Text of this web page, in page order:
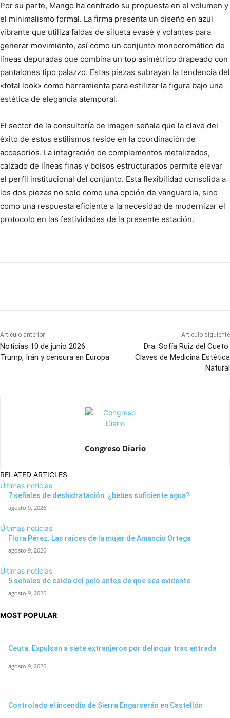
Por su parte, Mango ha centrado su propuesta en el volumen y
el minimalismo formal. La firma presenta un diseño en azul
vibrante que utiliza faldas de silueta evasé y volantes para
generar movimiento, así como un conjunto monocromático de
líneas depuradas que combina un top asimétrico drapeado con
pantalones tipo palazzo. Estas piezas subrayan la tendencia del
«total look» como herramienta para estilizar la figura bajo una
estética de elegancia atemporal.
El sector de la consultoría de imagen señala que la clave del
éxito de estos estilismos reside en la coordinación de
accesorios. La integración de complementos metalizados,
calzado de líneas finas y bolsos estructurados permite elevar
el perfil institucional del conjunto. Esta flexibilidad consolida a
los dos piezas no solo como una opción de vanguardia, sino
como una respuesta eficiente a la necesidad de modernizar el
protocolo en las festividades de la presente estación.
Artículo anterior
Noticias 10 de junio 2026:
Trump, Irán y censura en Europa
Artículo siguiente
Dra. Sofía Ruiz del Cueto:
Claves de Medicina Estética
Natural
Congreso Diario
RELATED ARTICLES
Últimas noticias
7 señales de deshidratación: ¿bebes suficiente agua?
agosto 9, 2026
Últimas noticias
Flora Pérez: Las raíces de la mujer de Amancio Ortega
agosto 9, 2026
Últimas noticias
5 señales de caída del pelo antes de que sea evidente
agosto 9, 2026
MOST POPULAR
Ceuta: Expulsan a siete extranjeros por delinquir tras entrada
agosto 9, 2026
Controlado el incendio de Sierra Engarcerán en Castellón